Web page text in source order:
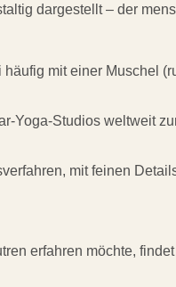
dargestellt – der
mit einer Muschel
Yoga-Studios weltweit
mit feinen
erfahren möchte,